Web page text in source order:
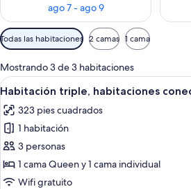
ago 7 - ago 9
Filtros
disponibles
para
las
habitaciones
Todas las habitaciones 2 camas 1 cama
Mostrando 3 de 3 habitaciones
Abrir
todas
las
fotos
de
Habitación
triple,
Un
3
Habitación triple, habitaciones
323 pies cuadrados
1 habitación
3 personas
1 cama Queen y 1 cama individual
Wifi gratuito